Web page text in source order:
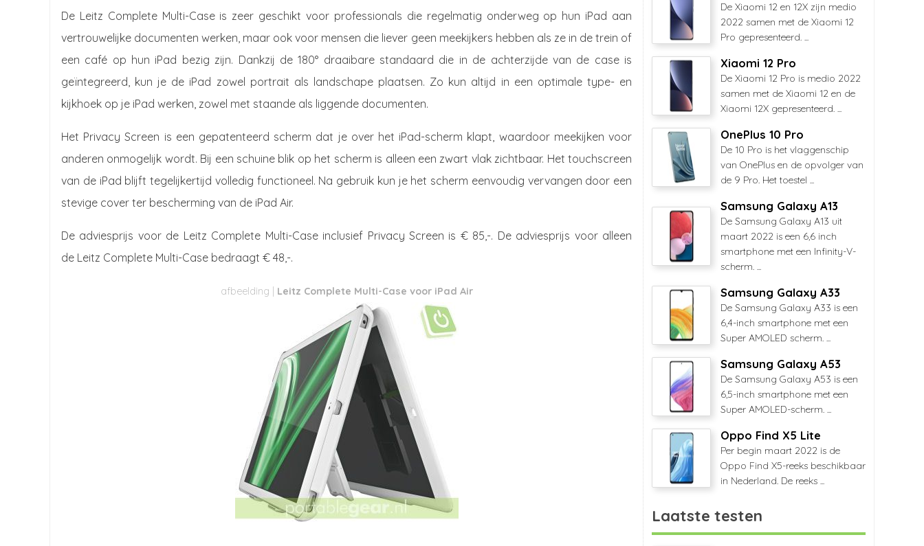
De Leitz Complete Multi-Case is zeer geschikt voor professionals die regelmatig onderweg op hun iPad aan
vertrouwelijke documenten werken, maar ook voor mensen die liever geen meekijkers hebben als ze in de trein of
een café op hun iPad bezig zijn. Dankzij de 180° draaibare standaard die in de achterzijde van de case is
geïntegreerd, kun je de iPad zowel portrait als landschape plaatsen. Zo kun altijd in een optimale type- en
kijkhoek op je iPad werken, zowel met staande als liggende documenten.
Het Privacy Screen is een gepatenteerd scherm dat je over het iPad-scherm klapt, waardoor meekijken voor
anderen onmogelijk wordt. Bij een schuine blik op het scherm is alleen een zwart vlak zichtbaar. Het touchscreen
van de iPad blijft tegelijkertijd volledig functioneel. Na gebruik kun je het scherm eenvoudig vervangen door een
stevige cover ter bescherming van de iPad Air.
De adviesprijs voor de Leitz Complete Multi-Case inclusief Privacy Screen is € 85,-. De adviesprijs voor alleen
de Leitz Complete Multi-Case bedraagt € 48,-.
Leitz Complete Multi-Case voor iPad Air
De Xiaomi 12 en 12X zijn medio
2022 samen met de Xiaomi 12
Pro gepresenteerd. ...
Xiaomi 12 Pro
De Xiaomi 12 Pro is medio 2022
samen met de Xiaomi 12 en de
Xiaomi 12X gepresenteerd. ...
OnePlus 10 Pro
De 10 Pro is het vlaggenschip
van OnePlus en de opvolger van
de 9 Pro. Het toestel ...
Samsung Galaxy A13
De Samsung Galaxy A13 uit
maart 2022 is een 6,6 inch
smartphone met een Infinity-V-
scherm. ...
Samsung Galaxy A33
De Samsung Galaxy A33 is een
6,4-inch smartphone met een
Super AMOLED scherm. ...
Samsung Galaxy A53
De Samsung Galaxy A53 is een
6,5-inch smartphone met een
Super AMOLED-scherm. ...
Oppo Find X5 Lite
Per begin maart 2022 is de
Oppo Find X5-reeks beschikbaar
in Nederland. De reeks ...
Laatste testen